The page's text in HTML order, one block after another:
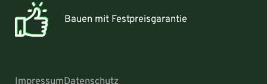
Bauen mit Festpreisgarantie